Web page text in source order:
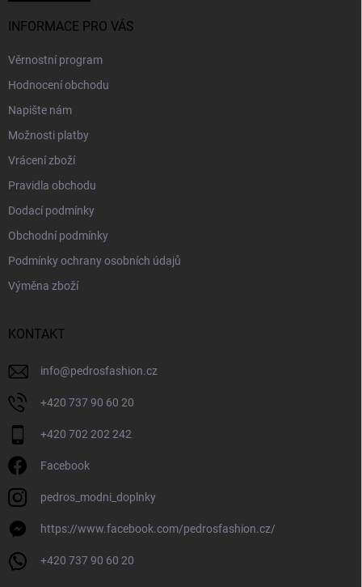
INFORMACE PRO VÁS
Věrnostní program
Hodnocení obchodu
Napište nám
Možnosti platby
Vrácení zboží
Pravidla obchodu
Dodací podmínky
Obchodní podmínky
Podmínky ochrany osobních údajů
Výměna zboží
KONTAKT
info@pedrosfashion.cz
+420 737 90 60 20
+420 702 202 242
Facebook
pedros_modni_doplnky
https://www.facebook.com/pedrosfashion.cz/
+420 737 90 60 20